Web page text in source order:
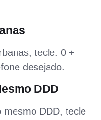
tecle: 0 +
desejado.
DDD
mesmo DDD, tecle